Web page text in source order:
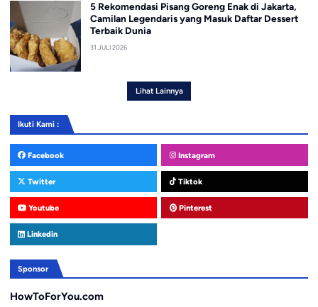
5 Rekomendasi Pisang Goreng Enak di Jakarta,
Camilan Legendaris yang Masuk Daftar Dessert
Terbaik Dunia
31 JULI 2026
Lihat Lainnya
Ikuti Kami :
Facebook Instagram
Twitter Tiktok
Youtube Pinterest
Linkedin
Sponsor
HowToForYou.com